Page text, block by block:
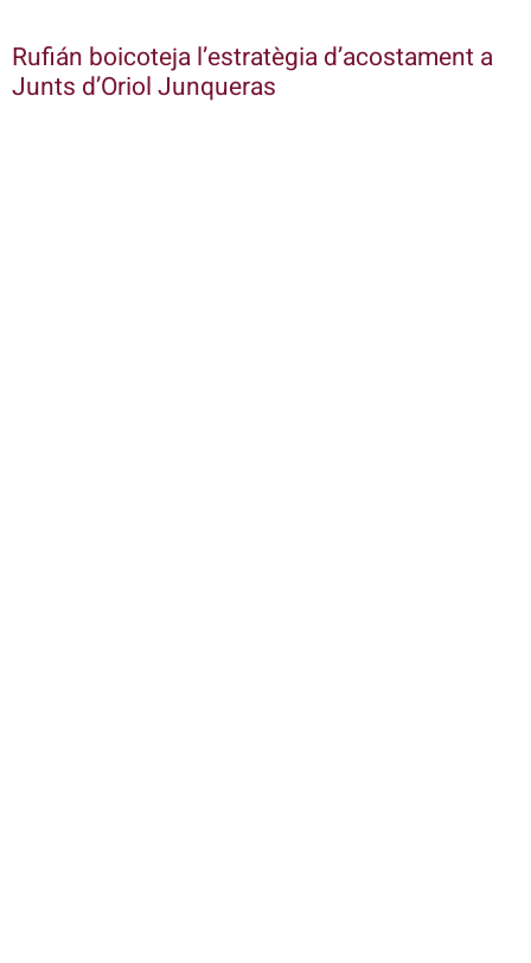
Rufián boicoteja l’estratègia d’acostament a
Junts d’Oriol Junqueras